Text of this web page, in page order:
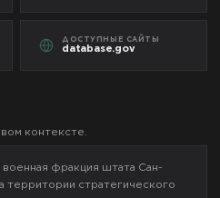
ДОСТУПНЫЕ САЙТЫ
database.gov
контексте.
фракция штата Сан-
территории стратегического